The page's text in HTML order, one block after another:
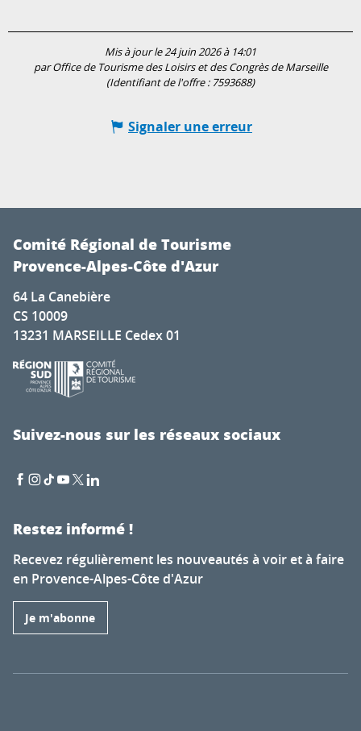
Mis à jour le 24 juin 2026 à 14:01
par Office de Tourisme des Loisirs et des Congrès de Marseille
(Identifiant de l'offre : 7593688)
Signaler une erreur
Comité Régional de Tourisme
Provence-Alpes-Côte d'Azur
64 La Canebière
CS 10009
13231 MARSEILLE Cedex 01
Suivez-nous sur les réseaux sociaux
Restez informé !
Recevez régulièrement les nouveautés à voir et à faire
en Provence-Alpes-Côte d'Azur
Je m'abonne